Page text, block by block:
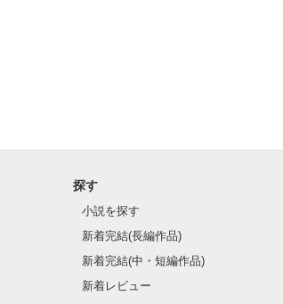
探す
小説を探す
新着完結(長編作品)
新着完結(中・短編作品)
新着レビュー